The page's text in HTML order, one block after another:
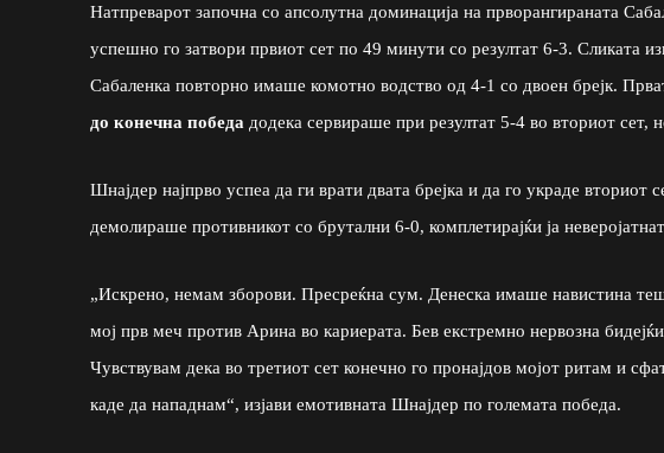
Натпреварот започна со апсолутна доминација на прворангираната
успешно го затвори првиот сет по 49 минути со резултат 6-3. Сликата
Сабаленка повторно имаше комотно водство од 4-1 со двоен брејк.
до конечна победа додека сервираше при резултат 5-4 во вториот
Шнајдер најпрво успеа да ги врати двата брејка и да го украде вториот
демолираше противникот со брутални 6-0, комплетирајќи ја
„Искрено, немам зборови. Пресреќна сум. Денеска имаше навистина
мој прв меч против Арина во кариерата. Бев екстремно нервозна
Чувствувам дека во третиот сет конечно го пронајдов мојот ритам и
каде да нападнам“, изјави емотивната Шнајдер по големата победа.